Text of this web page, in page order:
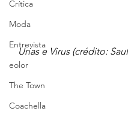
Crítica
Moda
Entrevista
eolor
The Town
Coachella
Urias e Virus (crédito: